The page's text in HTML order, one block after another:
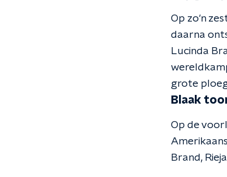
Op zo'n
daarna
Lucinda
grote
Blaak
Op de
Brand,